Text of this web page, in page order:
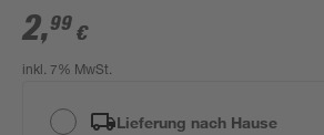
2,99 €
inkl. 7% MwSt.
Lieferung nach Hause